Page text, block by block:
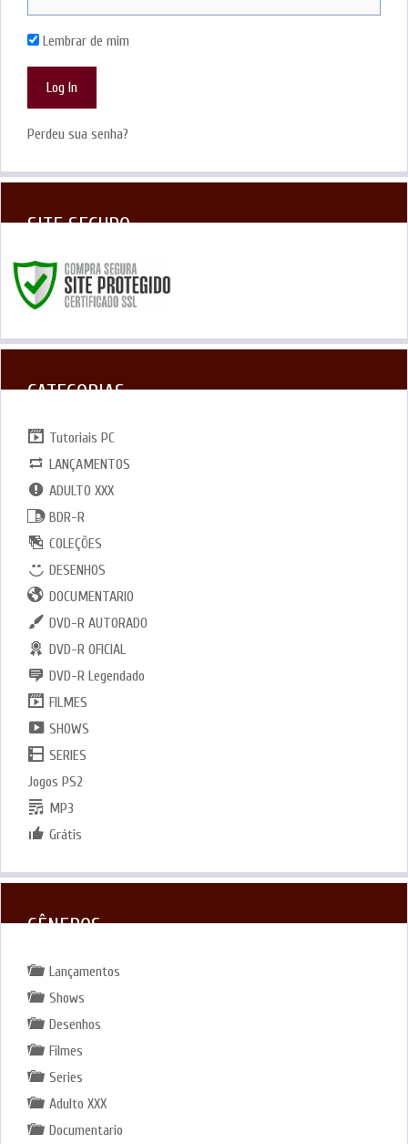
Lembrar de mim
Perdeu sua senha?
SITE SEGURO
CATEGORIAS
Tutoriais PC
LANÇAMENTOS
ADULTO XXX
BDR-R
COLEÇÕES
DESENHOS
DOCUMENTARIO
DVD-R AUTORADO
DVD-R OFICIAL
DVD-R Legendado
FILMES
SHOWS
SERIES
Jogos PS2
MP3
Grátis
GÊNEROS
Lançamentos
Shows
Desenhos
Filmes
Series
Adulto XXX
Documentario